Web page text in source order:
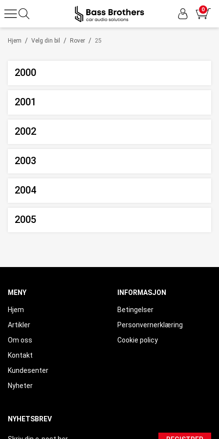
0
/
Hjem /
Velg din bil /
Rover 25
2000
2001
2002
2003
2004
2005
MENY
Hjem
Artikler
Om oss
Kontakt
Kundesenter
Nyheter
INFORMASJON
Betingelser
Personvernerklæring
Cookie policy
NYHETSBREV